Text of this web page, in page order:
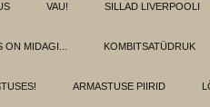
VAU! SILLAD LIVERPOOLI
ON MIDAGI... KOMBITSATÜDRUK
ARMASTUSE PIIRID